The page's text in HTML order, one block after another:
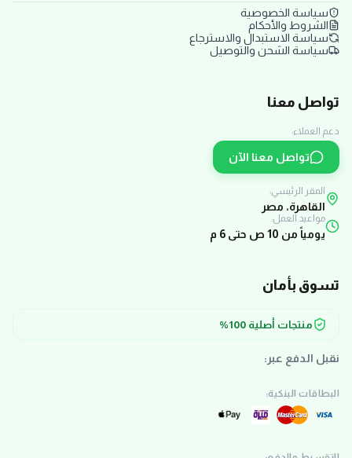
سياسة الخصوصية
الشروط والأحكام
سياسة الاستبدال والاسترجاع
سياسة الشحن والتوصيل
تواصل معنا
دعم العملاء:
تواصل معنا الآن
المقر الرئيسي:
القاهرة، مصر
مواعيد العمل:
يومياً من 10 ص حتى 6 م
تسوق بأمان
منتجات أصلية 100%
نقبل الدفع عبر:
البطاقات البنكية: